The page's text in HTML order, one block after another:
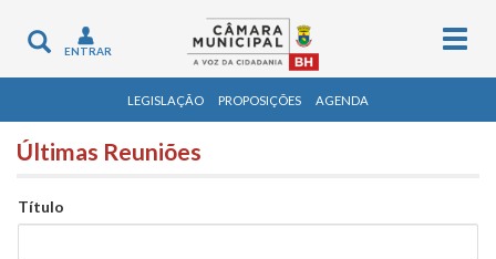
Toggle
navigation
ENTRAR
LEGISLAÇÃO PROPOSIÇÕES AGENDA
Últimas Reuniões
Título